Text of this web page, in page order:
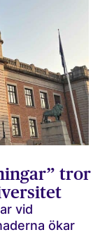
tror
vid
ökar